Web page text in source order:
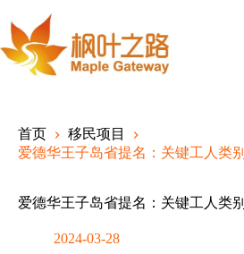
content
首页
移民项目
爱德华王子岛省提名：关键工人类别
爱德华王子岛省提名：关键工人类别
2024-03-28